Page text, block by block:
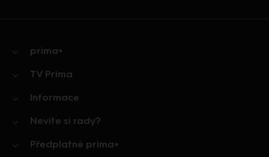
prima+
TV Prima
Informace
Nevíte si rady?
Předplatné prima+